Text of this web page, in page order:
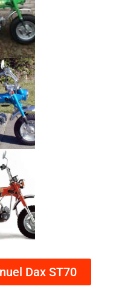
Dax ST70